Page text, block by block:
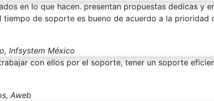
en lo que hacen. presentan propuestas dedicas y
tiempo de soporte es bueno de acuerdo a la prioridad
Infsystem México
con ellos por el soporte, tener un soporte
Aweb